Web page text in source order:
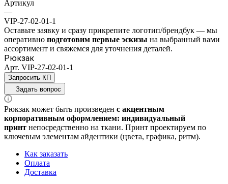
Артикул
—
VIP-27-02-01-1
Оставьте заявку и сразу прикрепите логотип/брендбук — мы
оперативно подготовим первые эскизы на выбранный вами
ассортимент и свяжемся для уточнения деталей.
Рюкзак
Арт. VIP-27-02-01-1
Запросить КП
Задать вопрос
Рюкзак может быть произведен с акцентным
корпоративным оформлением: индивидуальный
принт непосредственно на ткани. Принт проектируем по
ключевым элементам айдентики (цвета, графика, ритм).
Как заказать
Оплата
Доставка